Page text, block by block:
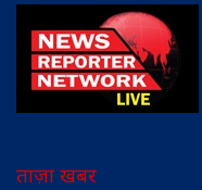
ताज़ा खबर